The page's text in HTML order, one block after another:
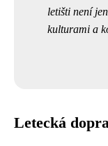
letišti není
kulturami a
Letecká